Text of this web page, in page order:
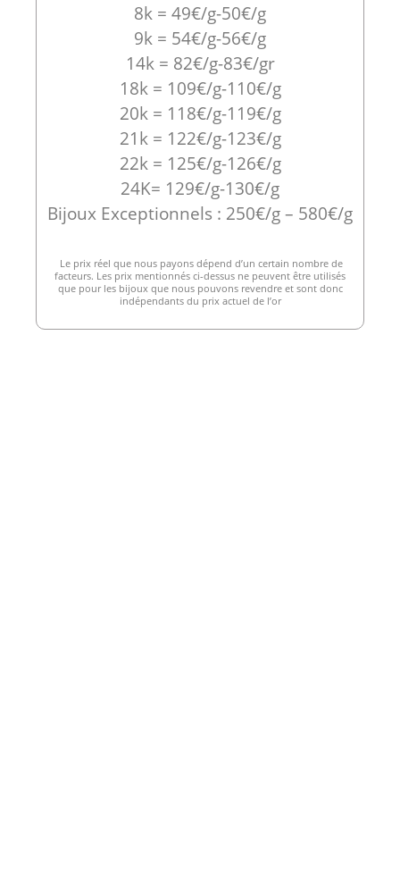
8k = 49€/g-50€/g
9k = 54€/g-56€/g
14k = 82€/g-83€/gr
18k = 109€/g-110€/g
20k = 118€/g-119€/g
21k = 122€/g-123€/g
22k = 125€/g-126€/g
24K= 129€/g-130€/g
Bijoux Exceptionnels : 250€/g – 580€/g
Le prix réel que nous payons dépend d’un certain nombre de
facteurs. Les prix mentionnés ci-dessus ne peuvent être utilisés
que pour les bijoux que nous pouvons revendre et sont donc
indépendants du prix actuel de l’or